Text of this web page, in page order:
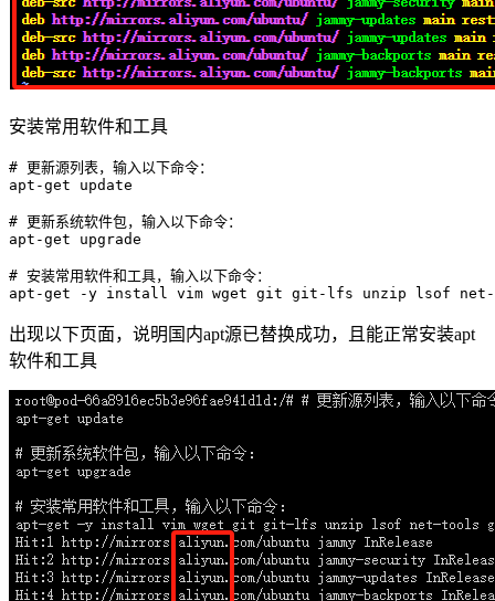
安装常用软件和工具
# 更新源列表，输入以下命令：
apt-get update
# 更新系统软件包，输入以下命令：
apt-get upgrade
# 安装常用软件和工具，输入以下命令：
apt-get
出现以下页面，说明国内apt源已替换成功，且能正常安装apt
软件和工具